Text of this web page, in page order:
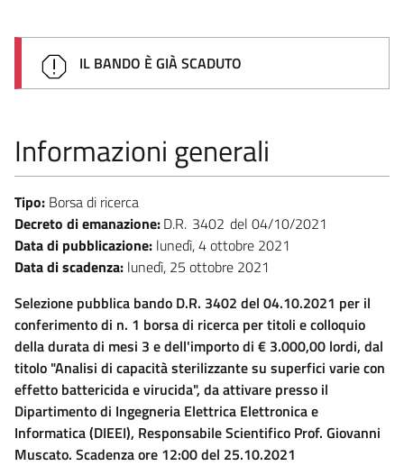
IL BANDO È GIÀ SCADUTO
Informazioni generali
Tipo: Borsa di ricerca
Decreto di emanazione:D.R. 3402
04/10/2021
Data di pubblicazione: lunedì, 4 ottobre 2021
Data di scadenza: lunedì, 25 ottobre 2021
Selezione pubblica bando D.R. 3402 del 04.10.2021 per il
conferimento di n. 1 borsa di ricerca per titoli e colloquio
della durata di mesi 3 e dell'importo di € 3.000,00 lordi, dal
titolo "Analisi di capacità sterilizzante su superfici varie con
effetto battericida e virucida", da attivare presso il
Dipartimento di Ingegneria Elettrica Elettronica e
Informatica (DIEEI), Responsabile Scientifico Prof. Giovanni
Muscato. Scadenza ore 12:00 del 25.10.2021